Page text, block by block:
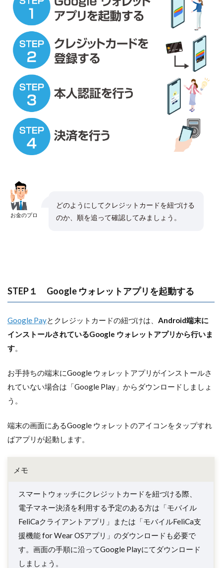
お金のプロ
どのようにしてクレジットカードを紐づける
のか、順を追って確認してみましょう。
STEP１ Google ウォレットアプリを起動する
Google Payとクレジットカードの紐づけは、 Android端末に
インストールされているGoogle ウォレットアプリから行いま
す。
お手持ちの端末にGoogle ウォレットアプリがインストールさ
れていない場合は「Google Play」からダウンロードしましょ
う。
端末の画面にあるGoogle ウォレットのアイコンをタップすれ
ばアプリが起動します。
メモ
スマートウォッチにクレジットカードを紐づける際、
電子マネー決済を利用する予定のある方は「モバイル
FeliCaクライアントアプリ」または「モバイルFeliCa支
援機能 for Wear OSアプリ」のダウンロードも必要で
す。画面の手順に沿ってGoogle Playにてダウンロード
しましょう。